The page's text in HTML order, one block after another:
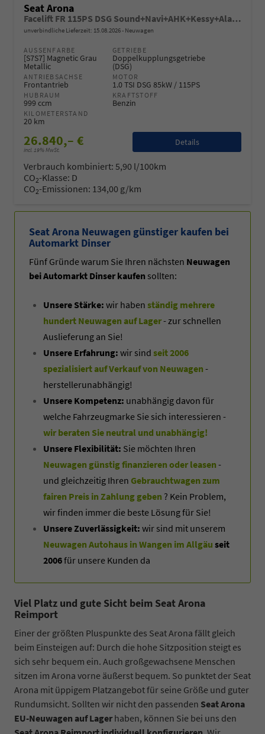
Seat Arona
Facelift FR 115PS DSG Sound+Navi+AHK+Kessy+Alarm+GV5+Sitzheizung+Voll LED
unverbindliche Lieferzeit: 15.08.2026 Neuwagen
AUSSENFARBE
[S7S7] Magnetic Grau
Metallic
GETRIEBE
Doppelkupplungsgetriebe
(DSG)
ANTRIEBSACHSE
Frontantrieb
MOTOR
1.0 TSI DSG 85kW / 115PS
HUBRAUM
999 ccm
KRAFTSTOFF
Benzin
KILOMETERSTAND
20 km
26.840,– €
incl. 19% MwSt.
Details
Verbrauch kombiniert: 5,90 l/100km
CO2-Klasse: D
CO2-Emissionen: 134,00 g/km
Seat Arona Neuwagen günstiger kaufen bei
Automarkt Dinser
Fünf Gründe warum Sie Ihren nächsten Neuwagen
bei Automarkt Dinser kaufen sollten:
Unsere Stärke: wir haben ständig mehrere
hundert Neuwagen auf Lager- zur schnellen
Auslieferung an Sie!
Unsere Erfahrung: wir sind seit 2006
spezialisiert auf Verkauf von Neuwagen -
herstellerunabhängig!
Unsere Kompetenz: unabhängig davon für
welche Fahrzeugmarke Sie sich interessieren -
wir beraten Sie neutral und unabhängig!
Unsere Flexibilität: Sie möchten Ihren
Neuwagen günstig finanzieren oder leasen -
und gleichzeitig Ihren Gebrauchtwagen zum
fairen Preis in Zahlung geben ? Kein Problem,
wir finden immer die beste Lösung für Sie!
Unsere Zuverlässigkeit: wir sind mit unserem
Neuwagen Autohaus in Wangen im Allgäu seit
2006für unsere Kunden da
Viel Platz und gute Sicht beim Seat Arona
Reimport
Einer der größten Pluspunkte des Seat Arona fällt gleich
beim Einsteigen auf: Durch die hohe Sitzposition steigt es
sich sehr bequem ein. Auch großgewachsene Menschen
sitzen im Arona vorne äußerst bequem. So punktet der Seat
Arona mit üppigem Platzangebot für seine Größe und guter
Rundumsicht. Sollten wir nicht den passenden Seat Arona
EU-Neuwagen auf Lager haben, können Sie bei uns den